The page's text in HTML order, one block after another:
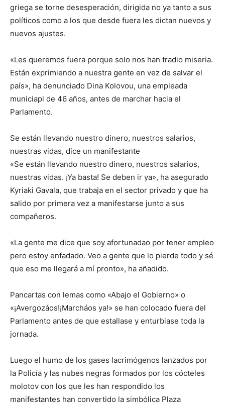
griega se torne desesperación, dirigida no ya tanto a sus
políticos como a los que desde fuera les dictan nuevos y
nuevos ajustes.
«Les queremos fuera porque solo nos han tradio miseria.
Están exprimiendo a nuestra gente en vez de salvar el
país», ha denunciado Dina Kolovou, una empleada
municiapl de 46 años, antes de marchar hacia el
Parlamento.
Se están llevando nuestro dinero, nuestros salarios,
nuestras vidas, dice un manifestante
«Se están llevando nuestro dinero, nuestros salarios,
nuestras vidas. ¡Ya basta! Se deben ir ya», ha asegurado
Kyriaki Gavala, que trabaja en el sector privado y que ha
salido por primera vez a manifestarse junto a sus
compañeros.
«La gente me dice que soy afortunadao por tener empleo
pero estoy enfadado. Veo a gente que lo pierde todo y sé
que eso me llegará a mí pronto», ha añadido.
Pancartas con lemas como «Abajo el Gobierno» o
«¡Avergozáos!¡Marcháos ya!» se han colocado fuera del
Parlamento antes de que estallase y enturbiase toda la
jornada.
Luego el humo de los gases lacrimógenos lanzados por
la Policía y las nubes negras formados por los cócteles
molotov con los que les han respondido los
manifestantes han convertido la simbólica Plaza